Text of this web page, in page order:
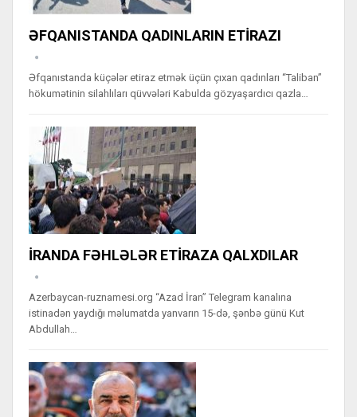
ƏFQANISTANDA QADINLARIN ETİRAZI
Əfqanıstanda küçələr etiraz etmək üçün çıxan qadınları “Taliban”
hökumətinin silahlıları qüvvələri Kabulda gözyaşardıcı qazla…
İRANDA FƏHLƏLƏR ETİRAZA QALXDILAR
Azerbaycan-ruznamesi.org “Azad İran” Telegram kanalına
istinadən yaydığı məlumatda yanvarın 15-də, şənbə günü Kut
Abdullah…